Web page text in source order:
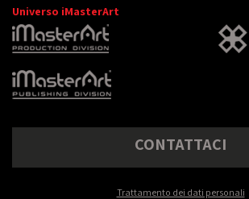
Universo iMasterArt
CONTATTACI
Trattamento dei dati personali